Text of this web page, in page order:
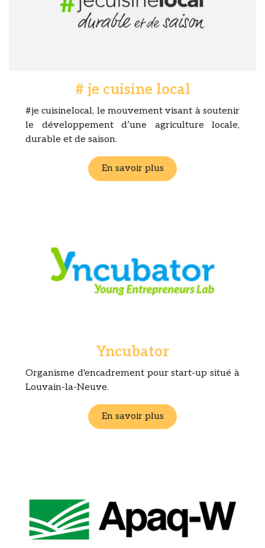
# je cuisine local
#je cuisinelocal, le mouvement visant à soutenir
le développement d’une agriculture locale,
durable et de saison.
En savoir plus
Yncubator
Organisme d'encadrement pour start-up situé à
Louvain-la-Neuve.
En savoir plus